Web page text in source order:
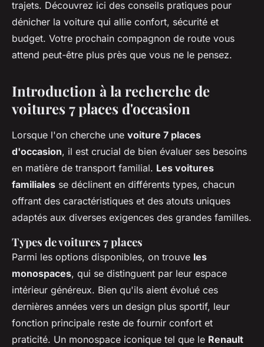
trajets. Découvrez ici des conseils pratiques pour
dénicher la voiture qui allie confort, sécurité et
budget. Votre prochain compagnon de route vous
attend peut-être plus près que vous ne le pensez.
Introduction à la recherche de
voitures 7 places d'occasion
Lorsque l'on cherche une voiture 7 places
d'occasion, il est crucial de bien évaluer ses besoins
en matière de transport familial. Les voitures
familiales se déclinent en différents types, chacun
offrant des caractéristiques et des atouts uniques
adaptés aux diverses exigences des grandes familles.
Types de voitures 7 places
Parmi les options disponibles, on trouve les
monospaces, qui se distinguent par leur espace
intérieur généreux. Bien qu'ils aient évolué ces
dernières années vers un design plus sportif, leur
fonction principale reste de fournir confort et
praticité. Un monospace iconique tel que le Renault